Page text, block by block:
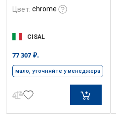
Цвет: chrome
CISAL
77 307 ₽.
мало, уточняйте у менеджера